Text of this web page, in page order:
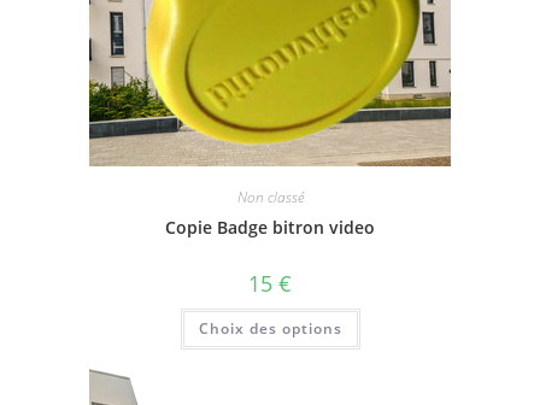
Non classé
Copie Badge bitron video
15 €
Choix des options